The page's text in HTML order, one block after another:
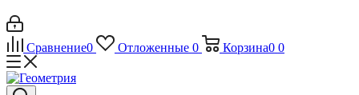
Сравнение0 Отложенные 0 Корзина0 0